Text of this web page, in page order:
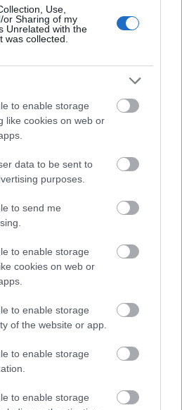
Use,
or Sharing of my
Unrelated with the
was collected.
to enable storage
like cookies on web or
data to be sent to
purposes.
to send me
to enable storage
cookies on web or
to enable storage
of the website or app.
to enable storage
to enable storage
augusztus 5. napján
levelével kapcsolatban
észrevételét,
megismerjük és
Külön örülünk annak,
az új jegyrendszer
reményeink szerint sok
a budapesti
kialakítása,
munkái jelenleg
jegyrendszernek
nélküli, modern